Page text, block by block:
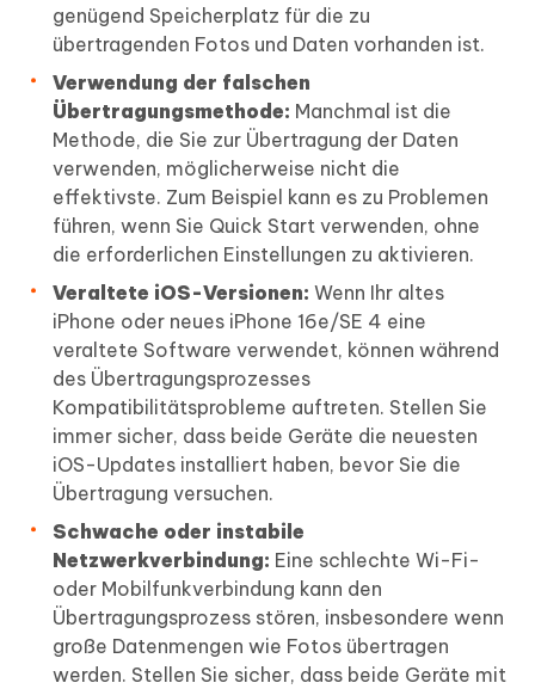
genügend Speicherplatz für die zu
übertragenden Fotos und Daten vorhanden ist.
Verwendung der falschen
Übertragungsmethode: Manchmal ist die
Methode, die Sie zur Übertragung der Daten
verwenden, möglicherweise nicht die
effektivste. Zum Beispiel kann es zu Problemen
führen, wenn Sie Quick Start verwenden, ohne
die erforderlichen Einstellungen zu aktivieren.
Veraltete iOS-Versionen: Wenn Ihr altes
iPhone oder neues iPhone 16e/SE 4 eine
veraltete Software verwendet, können während
des Übertragungsprozesses
Kompatibilitätsprobleme auftreten. Stellen Sie
immer sicher, dass beide Geräte die neuesten
iOS-Updates installiert haben, bevor Sie die
Übertragung versuchen.
Schwache oder instabile
Netzwerkverbindung: Eine schlechte Wi-Fi-
oder Mobilfunkverbindung kann den
Übertragungsprozess stören, insbesondere wenn
große Datenmengen wie Fotos übertragen
werden. Stellen Sie sicher, dass beide Geräte mit